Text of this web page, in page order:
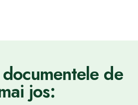
de
jos: